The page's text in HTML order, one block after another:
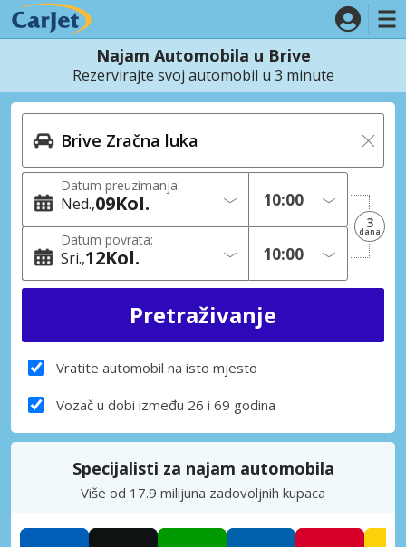
Najam Automobila u Brive
Rezervirajte svoj automobil u 3 minute
Datum preuzimanja:
Ned. 09Kol.
Datum povrata:
Sri. 12Kol.
3
dana
Vratite automobil na isto mjesto
Vozač u dobi između 26 i 69 godina
Specijalisti za najam automobila
Više od 17.9 milijuna zadovoljnih kupaca